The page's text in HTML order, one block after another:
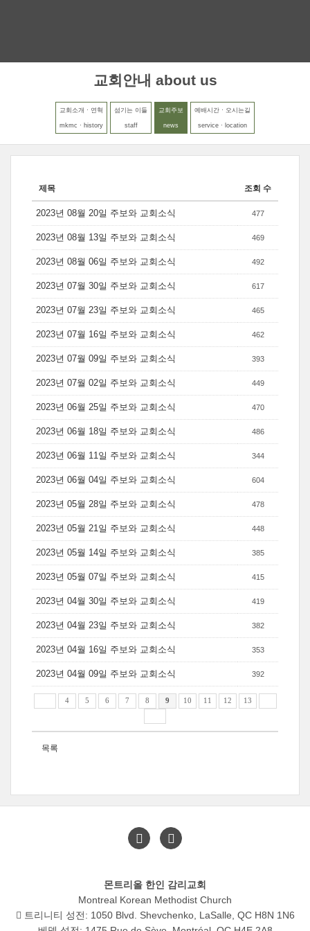
교회안내 about us
교회소개 · 연혁
mkmc · history
섬기는 이들
staff
교회주보
news
예배시간 · 오시는길
service · location
제목 조회 수
2023년 08월 20일 주보와 교회소식 477
2023년 08월 13일 주보와 교회소식 469
2023년 08월 06일 주보와 교회소식 492
2023년 07월 30일 주보와 교회소식 617
2023년 07월 23일 주보와 교회소식 465
2023년 07월 16일 주보와 교회소식 462
2023년 07월 09일 주보와 교회소식 393
2023년 07월 02일 주보와 교회소식 449
2023년 06월 25일 주보와 교회소식 470
2023년 06월 18일 주보와 교회소식 486
2023년 06월 11일 주보와 교회소식 344
2023년 06월 04일 주보와 교회소식 604
2023년 05월 28일 주보와 교회소식 478
2023년 05월 21일 주보와 교회소식 448
2023년 05월 14일 주보와 교회소식 385
2023년 05월 07일 주보와 교회소식 415
2023년 04월 30일 주보와 교회소식 419
2023년 04월 23일 주보와 교회소식 382
2023년 04월 16일 주보와 교회소식 353
2023년 04월 09일 주보와 교회소식 392
4 5 6 7 8 9 10 11 12 13
목록
몬트리올 한인 감리교회
Montreal Korean Methodist Church
트리니티 성전: 1050 Blvd. Shevchenko, LaSalle, QC H8N 1N6